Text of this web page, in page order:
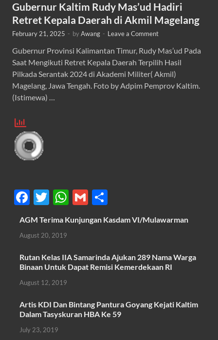
Gubernur Kaltim Rudy Mas’ud Hadiri
Retret Kepala Daerah di Akmil Magelang
February 21, 2025 - byAwang - Leave a Comment
Gubernur Provinsi Kalimantan Timur, Rudy Mas’ud Pada
Saat Mengikuti Retret Kepala Daerah Terpilih Hasil
Pilkada Serantak 2024 di Akademi Militer( Akmil)
Magelang, Jawa Tengah. Foto by Adpim Pemprov Kaltim.
(Istimewa) …
F
ac
e
b
o
o
k
T
w
itt
er
W
h
at
A
p
G
ail
h
ar
AGM Terima Kunjungan Kasdam VI/Mulawarman
August 20, 2019
Rutan Kelas IIA Samarinda Ajukan 289 Nama Warga
Binaan Untuk Dapat Remisi Kemerdekaan RI
August 12, 2019
Artis KDI Dan Bintang Pantura Goyang Kejati Kaltim
Dalam Tasyskuran HBA Ke 59
July 23, 2019